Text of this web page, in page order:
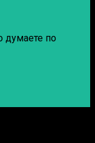
думаете по